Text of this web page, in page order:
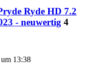
Ryde HD 7.2
- neuwertig 4
13:38